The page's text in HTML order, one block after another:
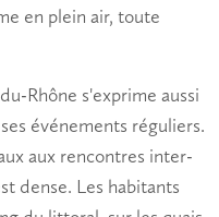
en plein air, toute
Rhône s'exprime aussi
événements réguliers.
aux rencontres inter-
dense. Les habitants